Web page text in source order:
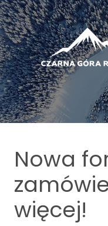
Przejdź
do
treści
Nowa
więcej!